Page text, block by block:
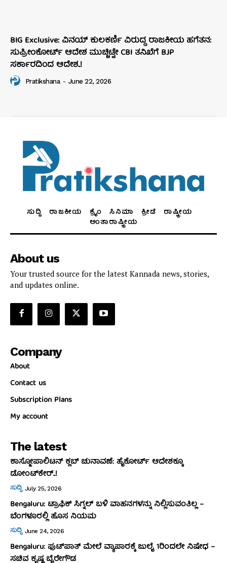
BIG Exclusive: ವಿನಯ್‌ ಕುಲಕರ್ಣಿ ವಿರುದ್ಧ ರಾಜಕೀಯ ಹಗೆತನ:
ಸುಪ್ರೀಂಕೋರ್ಟ್‌ ಆದೇಶ ಮುಚ್ಚಿಟ್ಟೇ CBI ತನಿಖೆಗೆ BJP
ಸರ್ಕಾರದಿಂದ ಆದೇಶ..!
Pratikshana - June 22, 2026
ಸುದ್ದಿ ರಾಜಕೀಯ ಕ್ರೈಂ ಸಿನಿಮಾ ಕ್ರೀಡೆ
ರಾಷ್ಟ್ರೀಯ
ಅಂತಾರಾಷ್ಟ್ರೀಯ
About us
Your trusted source for the latest Kannada news, stories,
and updates online.
Company
About
Contact us
Subscription Plans
My account
The latest
ಕಾಸ್ಮೋಪಾಲಿಟನ್‌ ಕ್ಲಬ್‌ ಚುನಾವಣೆ: ಹೈಕೋರ್ಟ್‌ ಆದೇಶಕ್ಕೂ
ಡೋಂಟ್‌ಕೇರ್‌..!
ಸುದ್ದಿ July 25, 2026
Bengaluru: ಟ್ರಾಫಿಕ್‌ ಸಿಗ್ನಲ್‌ ಬಳಿ ವಾಹನಗಳನ್ನು ನಿಲ್ಲಿಸುವಂತಿಲ್ಲ –
ಬೆಂಗಳೂರಲ್ಲಿ ಹೊಸ ನಿಯಮ
ಸುದ್ದಿ June 24, 2026
Bengaluru: ಫುಟ್‌ಪಾತ್‌ ಮೇಲೆ ವ್ಯಾಪಾರಕ್ಕೆ ಜುಲೈ 1ರಿಂದಲೇ ನಿಷೇಧ –
ಸಚಿವ ಕೃಷ್ಣ ಬೈರೇಗೌಡ